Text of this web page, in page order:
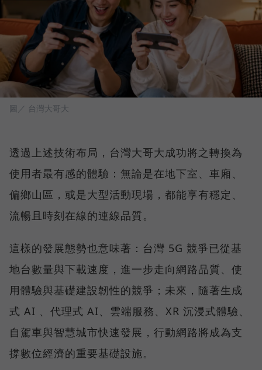
圖／ 台灣大哥大
透過上述技術布局，台灣大哥大成功將之轉換為
使用者最有感的體驗：無論是在地下室、車廂、
偏鄉山區，或是大型活動現場，都能享有穩定、
流暢且時刻在線的連線品質。
這樣的發展態勢也意味著：台灣 5G 競爭已從基
地台數量與下載速度，進一步走向網路品質、使
用體驗與基礎建設韌性的競爭；未來，隨著生成
式 AI 、代理式 AI、雲端服務、XR 沉浸式體驗、
自駕車與智慧城市快速發展，行動網路將成為支
撐數位經濟的重要基礎設施。